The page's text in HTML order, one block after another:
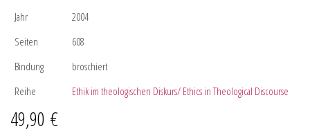
Jahr
2004
Seiten
608
Bindung
broschiert
Reihe
Ethik im theologischen Diskurs/ Ethics in Theological Discourse
49,90 €